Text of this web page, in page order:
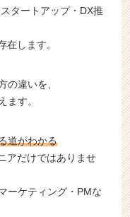
タートアップ・DX推
します。
の違いを、
ます。
道がわかる
アだけではありませ
ーケティング・PMな